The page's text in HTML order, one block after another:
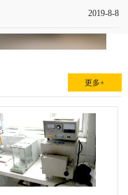
2019-8-8
更多+